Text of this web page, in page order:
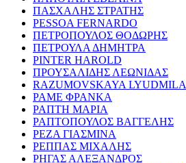
ΠΑΣΧΑΛΗΣ ΣΤΡΑΤΗΣ
PESSOA FERNARDO
ΠΕΤΡΟΠΟΥΛΟΣ ΘΟΔΩΡΗΣ
ΠΕΤΡΟΥΛΑ ΔΗΜΗΤΡΑ
PINTER HAROLD
ΠΡΟΥΣΑΛΙΔΗΣ ΛΕΩΝΙΔΑΣ
RAZUMOVSKAYA LYUDMILA
ΡΑΜΕ ΦΡΑΝΚΑ
ΡΑΠΤΗ ΜΑΡΙΑ
ΡΑΠΤΟΠΟΥΛΟΣ ΒΑΓΓΕΛΗΣ
ΡΕΖΑ ΓΙΑΣΜΙΝΑ
ΡΕΠΠΑΣ ΜΙΧΑΛΗΣ
ΡΗΓΑΣ ΑΛΕΞΑΝΔΡΟΣ